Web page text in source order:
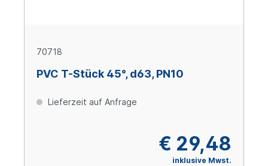
70718
PVC T-Stück 45°, d63, PN10
Lieferzeit auf Anfrage
€ 29,48
inklusive Mwst.